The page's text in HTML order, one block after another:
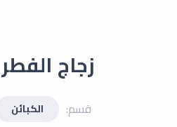
زجاج الفطر
قسم: الكبائن